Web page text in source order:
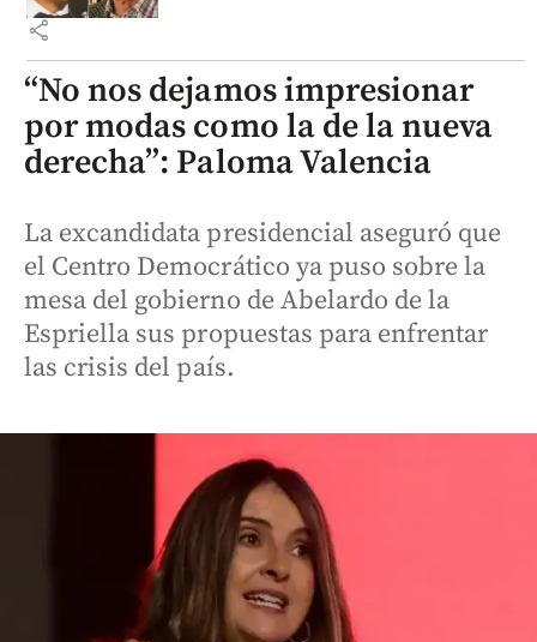
share
“No nos dejamos impresionar
por modas como la de la nueva
derecha”: Paloma Valencia
La excandidata presidencial aseguró que
el Centro Democrático ya puso sobre la
mesa del gobierno de Abelardo de la
Espriella sus propuestas para enfrentar
las crisis del país.